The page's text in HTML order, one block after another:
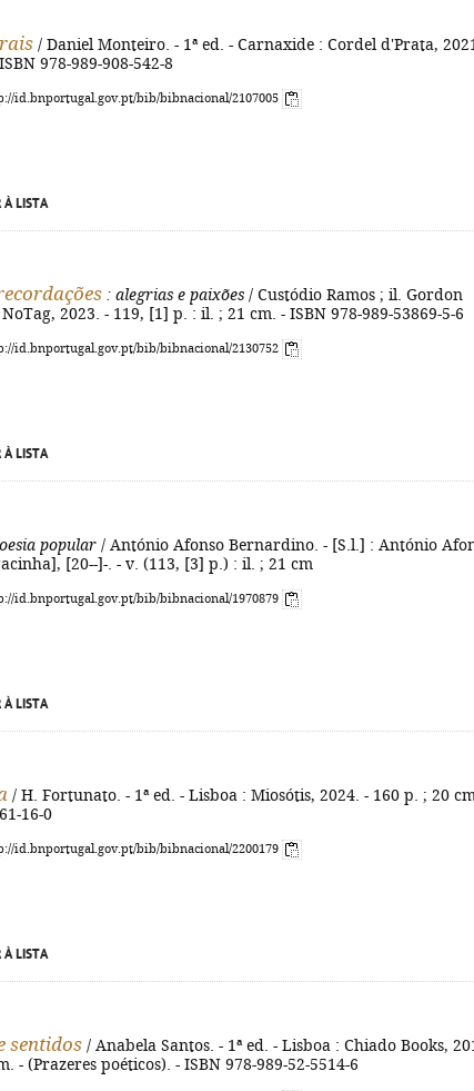
/ Daniel Monteiro. - 1ª ed. - Carnaxide : Cordel d'Prata,
978-989-908-542-8
id.bnportugal.gov.pt/bib/bibnacional/2107005
À LISTA
: alegrias e paixões / Custódio Ramos ; il. Gordon
2023. - 119, [1] p. : il. ; 21 cm. - ISBN 978-989-53869-5-6
id.bnportugal.gov.pt/bib/bibnacional/2130752
À LISTA
popular / António Afonso Bernardino. - [S.l.] : António
[20--]-. - v. (113, [3] p.) : il. ; 21 cm
id.bnportugal.gov.pt/bib/bibnacional/1970879
À LISTA
/ H. Fortunato. - 1ª ed. - Lisboa : Miosótis, 2024. - 160 p. ; 20
16-0
id.bnportugal.gov.pt/bib/bibnacional/2200179
À LISTA
sentidos / Anabela Santos. - 1ª ed. - Lisboa : Chiado Books,
- (Prazeres poéticos). - ISBN 978-989-52-5514-6